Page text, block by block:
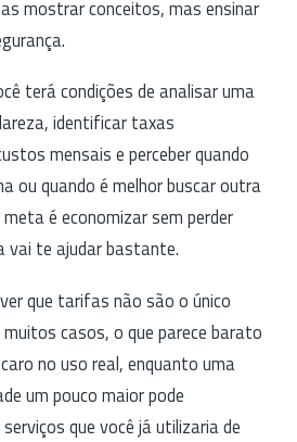
mostrar conceitos, mas ensinar
terá condições de analisar uma
identificar taxas
mensais e perceber quando
ou quando é melhor buscar outra
é economizar sem perder
vai te ajudar bastante.
que tarifas não são o único
casos, o que parece barato
no uso real, enquanto uma
um pouco maior pode
que você já utilizaria de